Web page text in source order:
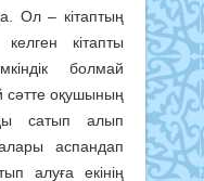
Ол – кітаптың
кітапты
болмай
сәтте оқушының
сатып алып
аспандап
алуға екінің